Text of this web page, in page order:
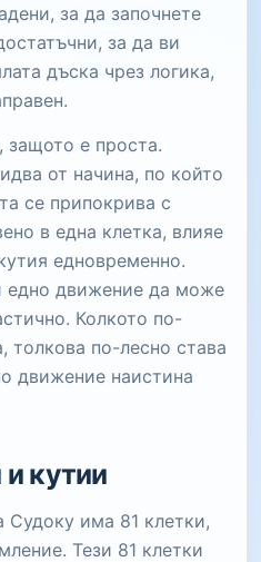
за да започнете
за да ви
дъска чрез логика,
защото е проста.
от начина, по който
се припокрива с
в една клетка, влияе
едновременно.
едно движение да може
Колкото по-
толкова по-лесно става
движение наистина
кутии
Судоку има 81 клетки,
Тези 81 клетки